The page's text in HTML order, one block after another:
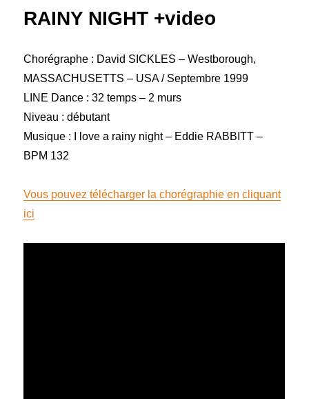
RAINY NIGHT +video
Chorégraphe : David SICKLES – Westborough,
MASSACHUSETTS – USA / Septembre 1999
LINE Dance : 32 temps – 2 murs
Niveau : débutant
Musique : I love a rainy night – Eddie RABBITT –
BPM 132
Vous pouvez télécharger la chorégraphie en cliquant
ici